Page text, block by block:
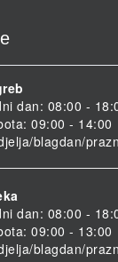
dan: 08:00 -
09:00 - 14:00
blagdan/
dan: 08:00 -
09:00 - 13:00
blagdan/